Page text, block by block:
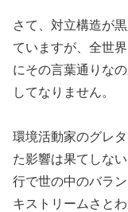
さて、対立構造が
ていますが、全世
にその言葉通りな
してなりません。
環境活動家のグレ
た影響は果てしな
行で世の中のバラ
キストリームさと